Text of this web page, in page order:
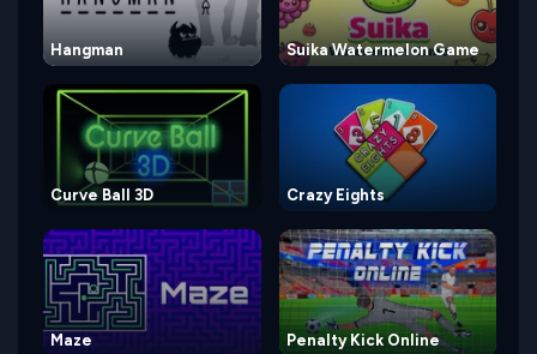
Hangman Suika Watermelon Game
Curve Ball 3D Crazy Eights
Maze Penalty Kick Online